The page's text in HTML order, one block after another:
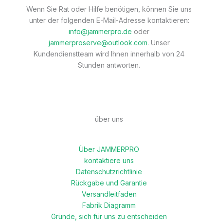
Wenn Sie Rat oder Hilfe benötigen, können Sie uns
unter der folgenden E-Mail-Adresse kontaktieren:
info@jammerpro.de oder
jammerproserve@outlook.com. Unser
Kundendienstteam wird Ihnen innerhalb von 24
Stunden antworten.
über uns
Über JAMMERPRO
kontaktiere uns
Datenschutzrichtlinie
Rückgabe und Garantie
Versandleitfaden
Fabrik Diagramm
Gründe, sich für uns zu entscheiden